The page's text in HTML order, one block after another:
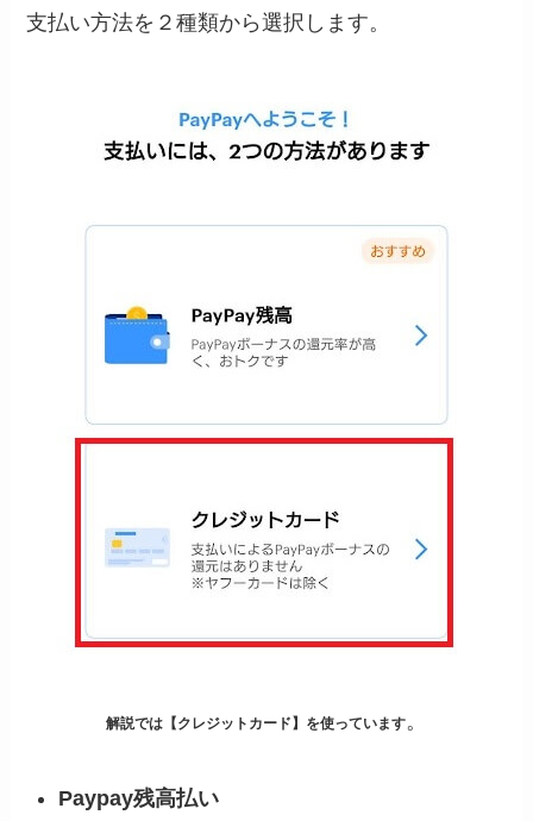
支払い方法を２種類から選択します。
解説では【クレジットカー ド】を使っています。
Paypay残高払い